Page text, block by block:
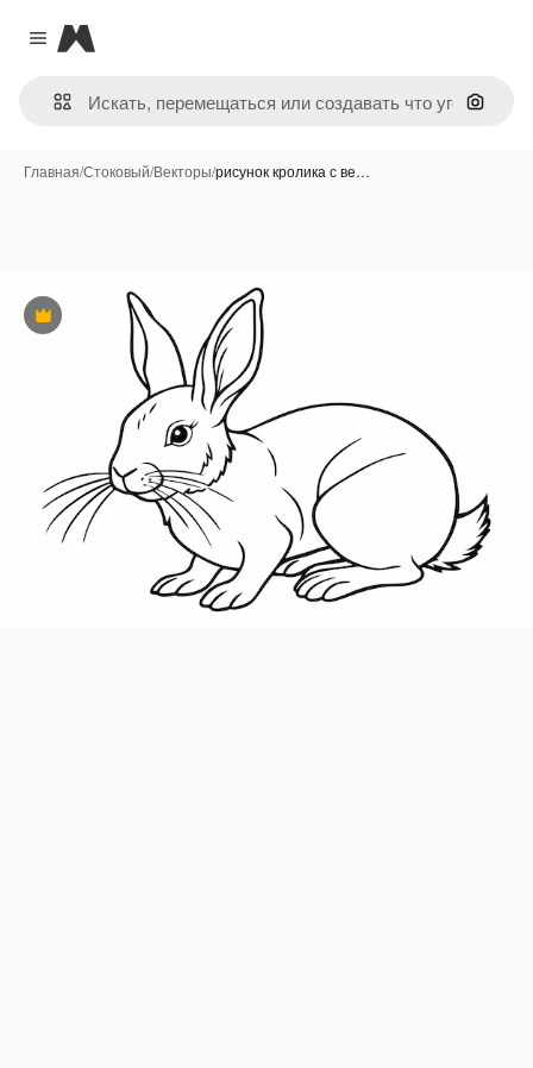
Close menu
Magnific
Поиск
Главная/Стоковый/Векторы/рисунок кролика с ве…
Премиум